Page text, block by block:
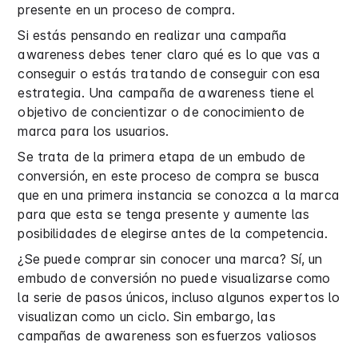
presente en un proceso de compra.
Si estás pensando en realizar una campaña
awareness debes tener claro qué es lo que vas a
conseguir o estás tratando de conseguir con esa
estrategia. Una campaña de awareness tiene el
objetivo de concientizar o de conocimiento de
marca para los usuarios.
Se trata de la primera etapa de un embudo de
conversión, en este proceso de compra se busca
que en una primera instancia se conozca a la marca
para que esta se tenga presente y aumente las
posibilidades de elegirse antes de la competencia.
¿Se puede comprar sin conocer una marca? Sí, un
embudo de conversión no puede visualizarse como
la serie de pasos únicos, incluso algunos expertos lo
visualizan como un ciclo. Sin embargo, las
campañas de awareness son esfuerzos valiosos